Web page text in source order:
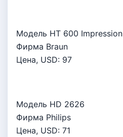
Модель HT 600 Impression
Фирма Braun
Цена, USD: 97
Модель HD 2626
Фирма Philips
Цена, USD: 71